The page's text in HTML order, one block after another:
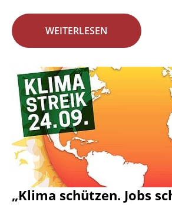
WEITERLESEN
„Klima schützen. Jobs